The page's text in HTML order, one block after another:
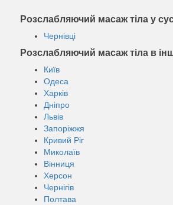
Розслабляючий масаж тіла у
Чернівці
Розслабляючий масаж тіла в
Київ
Одеса
Харків
Дніпро
Львів
Запоріжжя
Кривий Ріг
Миколаїв
Вінниця
Херсон
Чернігів
Полтава